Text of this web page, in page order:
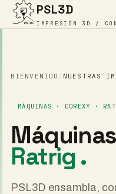
PSL3D
IMPRESIÓN 3D /
BIENVENIDO / NUESTRAS
MÁQUINAS · COREXY ·
Ratrig .
PSL3D ensambla,